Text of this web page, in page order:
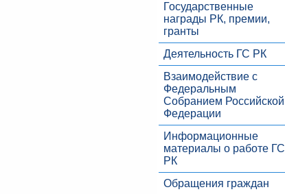
Государственные
награды РК, премии,
гранты
Деятельность ГС РК
Взаимодействие с
Федеральным
Собранием Российской
Федерации
Информационные
материалы о работе ГС
РК
Обращения граждан